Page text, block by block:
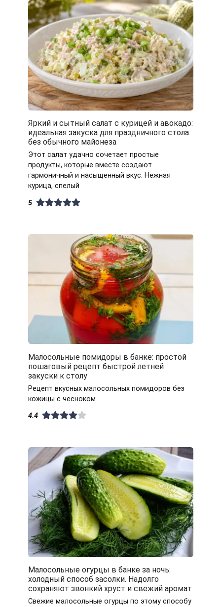
Яркий и сытный салат с курицей и авокадо:
идеальная закуска для праздничного стола
без обычного майонеза
Этот салат удачно сочетает простые
продукты, которые вместе создают
гармоничный и насыщенный вкус. Нежная
курица, спелый
5
Малосольные помидоры в банке: простой
пошаговый рецепт быстрой летней
закуски к столу
Рецепт вкусных малосольных помидоров без
кожицы с чесноком
4.4
Малосольные огурцы в банке за ночь:
холодный способ засолки. Надолго
сохраняют звонкий хруст и свежий аромат
Свежие малосольные огурцы по этому способу